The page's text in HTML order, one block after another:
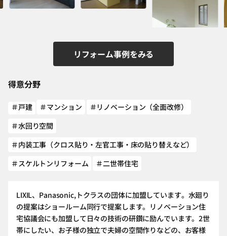
リフォーム事例をみる
得意分野
＃戸建 ＃マンション
＃リノベーション（全面改修）
＃水回り空間
＃内装工事（クロス貼り・左官工事・床の貼り替えなど）
＃スケルトンリフォーム
＃二世帯住宅
LIXIL、Panasonic,トクラスの団体に加盟しています。水廻り
の提案はショールーム同行で提案します。リノベーション住
宅協議会にも加盟して日々の技術の研鑽に励んでいます。2世
帯にしたい、お子様の独立で夫婦の空間作りなどの、お客様